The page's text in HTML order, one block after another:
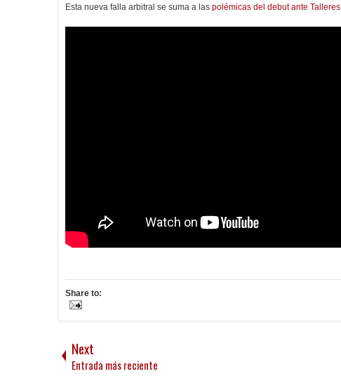
Esta nueva falla arbitral se suma a las polémicas del debut ante Talleres
Share to:
Next
Entrada más reciente